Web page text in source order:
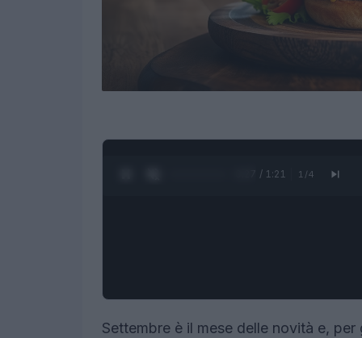
0:28 / 1:21 1 /4
Settembre è il mese delle novità e,